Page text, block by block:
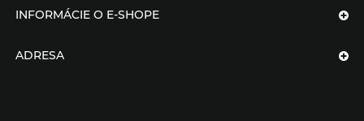
INFORMÁCIE O E-SHOPE
ADRESA